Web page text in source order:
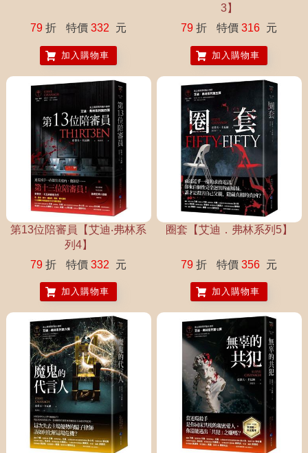
79 折 特價 332 元
加入購物車
3】
79 折 特價 316 元
加入購物車
第13位陪審員【艾迪‧弗林系
列4】
79 折 特價 332 元
加入購物車
圈套【艾迪．弗林系列5】
79 折 特價 356 元
加入購物車